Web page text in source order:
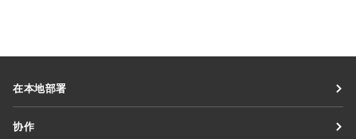
在本地部署
协作